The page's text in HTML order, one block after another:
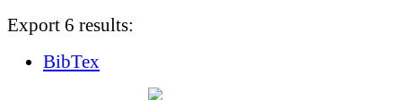
Export 6 results:
BibTex